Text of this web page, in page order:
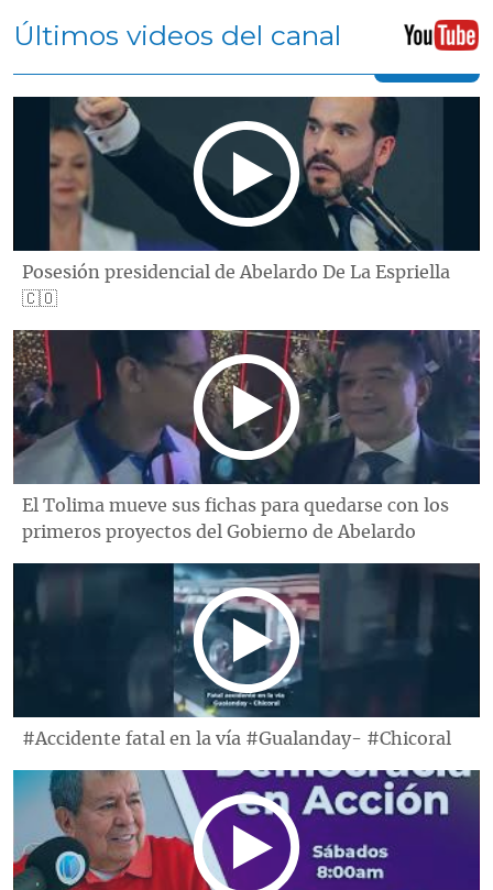
Últimos videos del canal
Posesión presidencial de Abelardo De La Espriella
🇨🇴
El Tolima mueve sus fichas para quedarse con los
primeros proyectos del Gobierno de Abelardo
#Accidente fatal en la vía #Gualanday- #Chicoral